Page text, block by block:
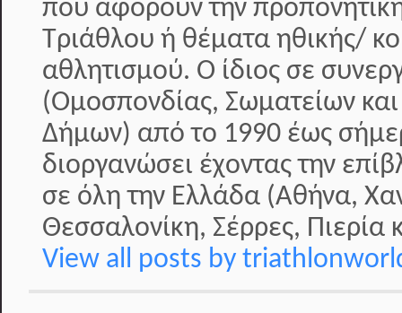
που αφορούν την
Τριάθλου ή θέματα ηθικής/
αθλητισμού. Ο ίδιος σε
(Ομοσπονδίας, Σωματείων
Δήμων) από το 1990 έως
διοργανώσει έχοντας την
σε όλη την Ελλάδα (Αθήνα,
Θεσσαλονίκη, Σέρρες, Πιερία
View all posts by